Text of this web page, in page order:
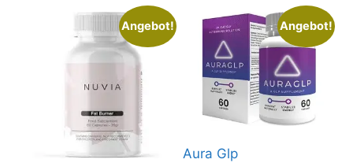
Angebot! Angebot!
Aura Glp